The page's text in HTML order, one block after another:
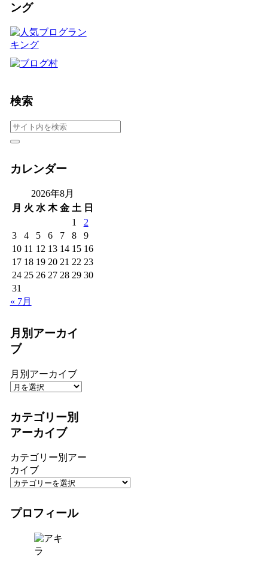
ング
検索
カレンダー
2026年8月
月 火 水 木 金 土 日
1
2
3
4 5 6 7 8
9
10 11 12 13 14 15 16
17 18 19 20 21 22 23
24 25 26 27 28 29 30
31
« 7月
月別アーカイ
ブ
月別アーカイブ
カテゴリー別
アーカイブ
カテゴリー別アー
カイブ
プロフィール